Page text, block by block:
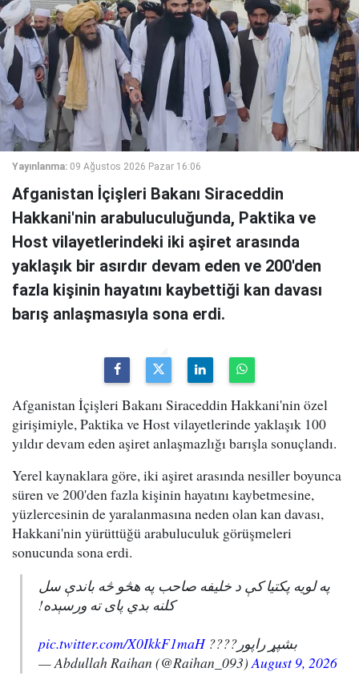
Yayınlanma: 09 Ağustos 2026 Pazar 16:06
Afganistan İçişleri Bakanı Siraceddin
Hakkani'nin arabuluculuğunda, Paktika ve
Host vilayetlerindeki iki aşiret arasında
yaklaşık bir asırdır devam eden ve 200'den
fazla kişinin hayatını kaybettiği kan davası
barış anlaşmasıyla sona erdi.
Afganistan İçişleri Bakanı Siraceddin Hakkani'nin özel
girişimiyle, Paktika ve Host vilayetlerinde yaklaşık 100
yıldır devam eden aşiret anlaşmazlığı barışla sonuçlandı.
Yerel kaynaklara göre, iki aşiret arasında nesiller boyunca
süren ve 200'den fazla kişinin hayatını kaybetmesine,
yüzlercesinin de yaralanmasına neden olan kan davası,
Hakkani'nin yürüttüğü arabuluculuk görüşmeleri
sonucunda sona erdi.
په لویه پکتیا کې د خلیفه صاحب په هڅو څه باندې سل
کلنه بدي پای ته ورسېده!
بشپړ راپور????pic.twitter.com/X0IkkF1maH
— Abdullah Raihan (@Raihan_093) August 9, 2026